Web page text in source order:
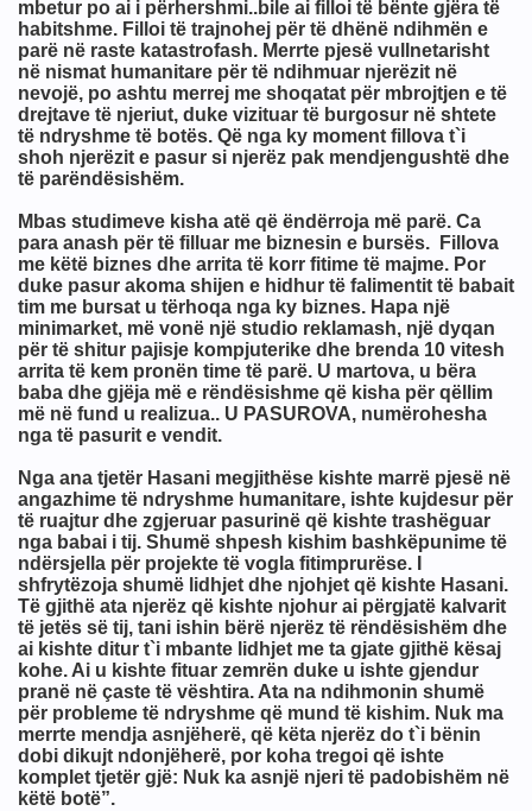
mbetur po ai i përhershmi..bile ai filloi të bënte gjëra të
habitshme. Filloi të trajnohej për të dhënë ndihmën e
parë në raste katastrofash. Merrte pjesë vullnetarisht
në nismat humanitare për të ndihmuar njerëzit në
nevojë, po ashtu merrej me shoqatat për mbrojtjen e të
drejtave të njeriut, duke vizituar të burgosur në shtete
të ndryshme të botës. Që nga ky moment fillova t`i
shoh njerëzit e pasur si njerëz pak mendjengushtë dhe
të parëndësishëm.
Mbas studimeve kisha atë që ëndërroja më parë. Ca
para anash për të filluar me biznesin e bursës. Fillova
me këtë biznes dhe arrita të korr fitime të majme. Por
duke pasur akoma shijen e hidhur të falimentit të babait
tim me bursat u tërhoqa nga ky biznes. Hapa një
minimarket, më vonë një studio reklamash, një dyqan
për të shitur pajisje kompjuterike dhe brenda 10 vitesh
arrita të kem pronën time të parë. U martova, u bëra
baba dhe gjëja më e rëndësishme që kisha për qëllim
më në fund u realizua.. U PASUROVA, numërohesha
nga të pasurit e vendit.
Nga ana tjetër Hasani megjithëse kishte marrë pjesë në
angazhime të ndryshme humanitare, ishte kujdesur për
të ruajtur dhe zgjeruar pasurinë që kishte trashëguar
nga babai i tij. Shumë shpesh kishim bashkëpunime të
ndërsjella për projekte të vogla fitimprurëse. I
shfrytëzoja shumë lidhjet dhe njohjet që kishte Hasani.
Të gjithë ata njerëz që kishte njohur ai përgjatë kalvarit
të jetës së tij, tani ishin bërë njerëz të rëndësishëm dhe
ai kishte ditur t`i mbante lidhjet me ta gjate gjithë kësaj
kohe. Ai u kishte fituar zemrën duke u ishte gjendur
pranë në çaste të vështira. Ata na ndihmonin shumë
për probleme të ndryshme që mund të kishim. Nuk ma
merrte mendja asnjëherë, që këta njerëz do t`i bënin
dobi dikujt ndonjëherë, por koha tregoi që ishte
komplet tjetër gjë: Nuk ka asnjë njeri të padobishëm në
këtë botë”.
i dini këto për “Izraelin” ?
i tyre për masonët) fund
për shoqërinë
Blue Beam, H.A.A.R.P dhe Chemtrails !
Chemtrails,Alienet,Ufot.